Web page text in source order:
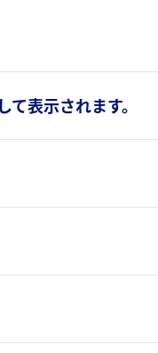
表示されます。